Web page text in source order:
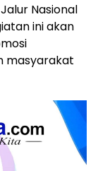
Nasional
ini akan
masyarakat